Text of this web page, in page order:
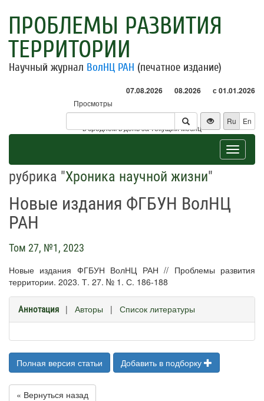
ПРОБЛЕМЫ РАЗВИТИЯ
ТЕРРИТОРИИ
Научный журнал ВолНЦ РАН (печатное издание)
07.08.2026 08.2026 с 01.01.2026
Просмотры
Посетители
* - в среднем в день за текущий месяц
Ru En
Toggle
рубрика "Хроника научной жизни"
Новые издания ФГБУН ВолНЦ
РАН
Том 27, №1, 2023
Новые издания ФГБУН ВолНЦ РАН // Проблемы развития
территории. 2023. Т. 27. № 1. С. 186-188
Аннотация | Авторы | Список литературы
Полная версия статьи Добавить в подборку
« Вернуться назад